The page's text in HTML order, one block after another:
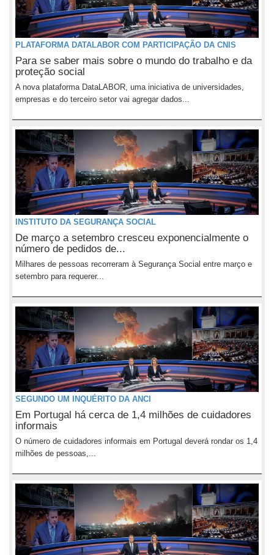
PLATAFORMA DATALABOR COM PARTICIPAÇÃO DA CNIS
Para se saber mais sobre o mundo do trabalho e da
proteção social
A nova plataforma DataLABOR, uma iniciativa de universidades,
empresas e do terceiro setor vai agregar dados...
INSTITUTO DA SEGURANÇA SOCIAL
De março a setembro cresceu exponencialmente o
número de pedidos de...
Milhares de pessoas recorreram à Segurança Social entre março e
setembro para requerer...
SEGUNDO UM INQUÉRITO DA ANCI
Em Portugal há cerca de 1,4 milhões de cuidadores
informais
O número de cuidadores informais em Portugal deverá rondar os 1,4
milhões de pessoas,...